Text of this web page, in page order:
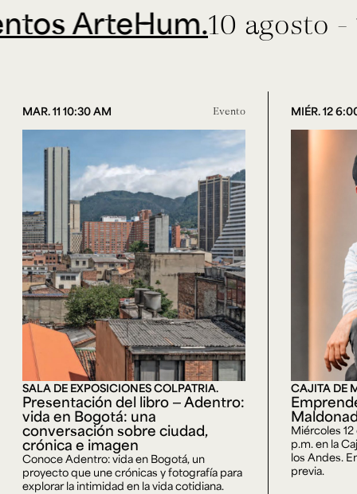
10 agosto - 11
MAR. 11 10:30 AM Evento
SALA DE EXPOSICIONES COLPATRIA.
Presentación del libro — Adentro:
vida en Bogotá: una
conversación sobre ciudad,
crónica e imagen
Conoce Adentro: vida en Bogotá, un
proyecto que une crónicas y fotografía para
explorar la intimidad en la vida cotidiana.
MIÉR. 12
CAJITA DE
Miércoles
p.m. en la
los Andes.
previa.